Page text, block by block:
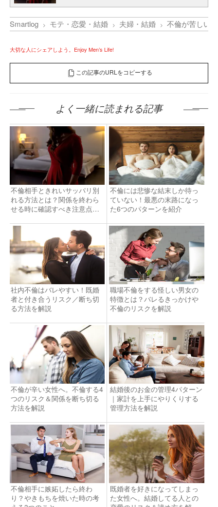
Smartlog モテ・恋愛・結婚 夫婦・結婚 不倫が苦しい
大切な人にシェアしよう。Enjoy Men’s Life!
この記事のURLをコピーする
よく一緒に読まれる記事
不倫相手ときれいサッパリ別
れる方法とは？関係を終わら
せる時に確認すべき注意点を
不倫には悲惨な結末しか待っ
ていない！最悪の末路になっ
た6つのパターンを紹介
社内不倫はバレやすい！既婚
者と付き合うリスク／断ち切
る方法を解説
職場不倫をする怪しい男女の
特徴とは？バレるきっかけや
不倫のリスクを解説
不倫が辛い女性へ。不倫する4
つのリスク＆関係を断ち切る
方法を解説
結婚後のお金の管理4パターン
｜家計を上手にやりくりする
管理方法を解説
不倫相手に嫉妬したら終わ
り？やきもちを焼いた時の考
既婚者を好きになってしまっ
た女性へ。結婚してる人との